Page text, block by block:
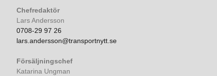
Chefredaktör
Lars Andersson
0708-29 97 26
lars.andersson@transportnytt.se
Försäljningschef
Katarina Ungman